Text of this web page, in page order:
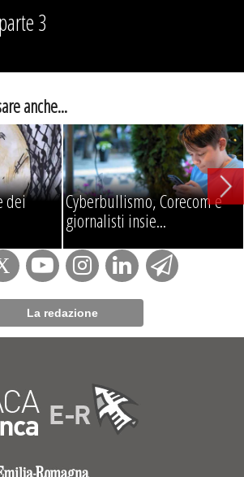
3
anche...
dei Cyberbullismo, Corecom e
giornalisti insie...
La redazione